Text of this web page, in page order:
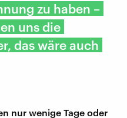
zu haben –
uns die
das wäre auch
nur wenige Tage oder